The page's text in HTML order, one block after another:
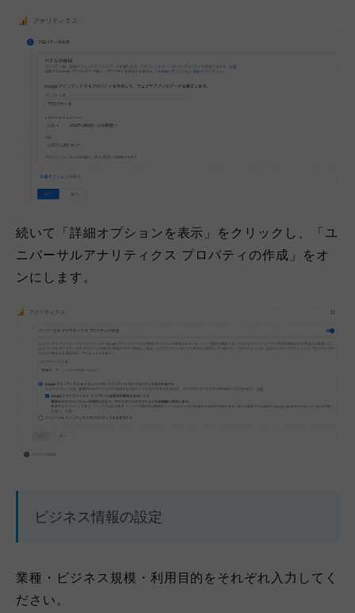
続いて「詳細オプションを表示」をクリックし、「ユ
ニバーサルアナリティクス プロパティの作成」をオ
ンにします。
ビジネス情報の設定
業種・ビジネス規模・利用目的をそれぞれ入力してく
ださい。